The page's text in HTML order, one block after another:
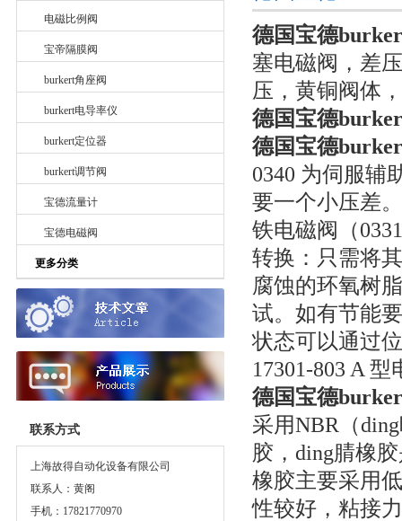
电磁比例阀
宝帝隔膜阀
burkert角座阀
burkert电导率仪
burkert定位器
burkert调节阀
宝德流量计
宝德电磁阀
更多分类
联系方式
上海故得自动化设备有限公司
联系人：黄阁
手机：17821770970
德国宝德
塞电磁阀，差
压，黄铜阀体
德国宝德
德国宝德
0340 为伺服辅
要一个小压差
铁电磁阀（
转换：只需将
腐蚀的环氧树
试。如有节能
状态可以通过
17301-803 A
德国宝德
采用NBR（
胶，ding腈橡
橡胶主要采用
性较好，粘接